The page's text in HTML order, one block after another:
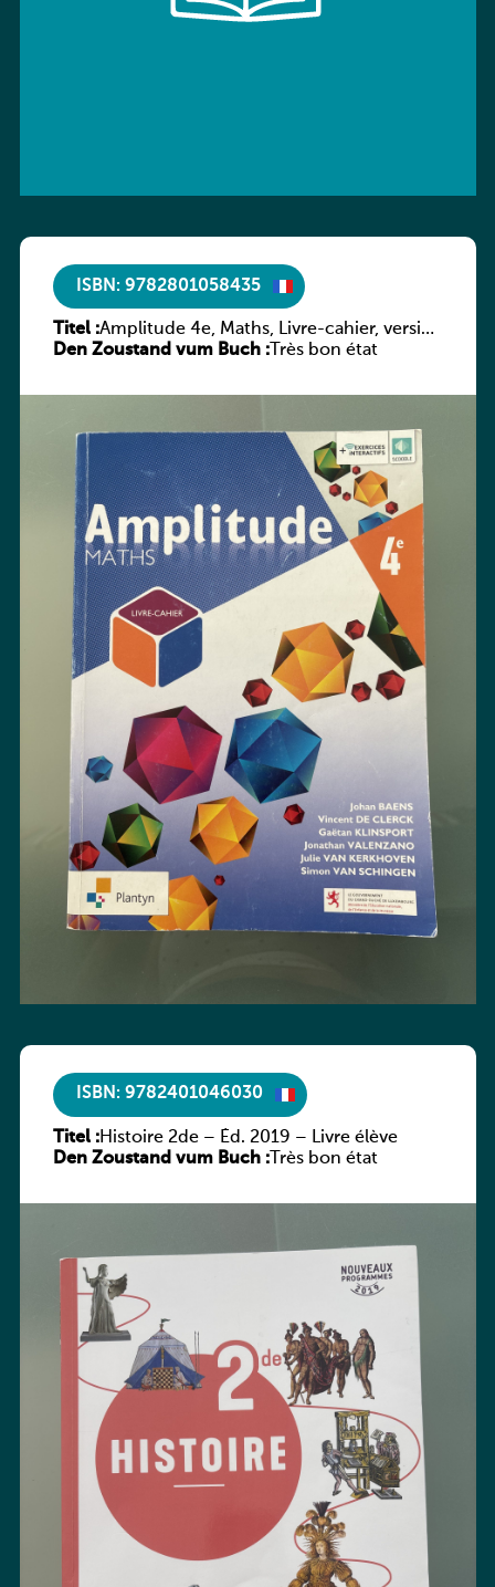
ISBN: 9782801058435
Titel :Amplitude 4e, Maths, Livre-cahier, version
luxembourgeoise
Den Zoustand vum Buch :Très bon état
ISBN: 9782401046030
Titel :Histoire 2de – Éd. 2019 – Livre élève
Den Zoustand vum Buch :Très bon état